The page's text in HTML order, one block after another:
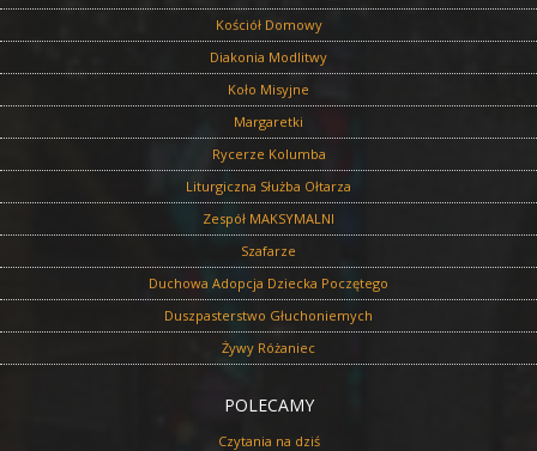
Kościół Domowy
Diakonia Modlitwy
Koło Misyjne
Margaretki
Rycerze Kolumba
Liturgiczna Służba Ołtarza
Zespół MAKSYMALNI
Szafarze
Duchowa Adopcja Dziecka Poczętego
Duszpasterstwo Głuchoniemych
Żywy Różaniec
POLECAMY
Czytania na dziś